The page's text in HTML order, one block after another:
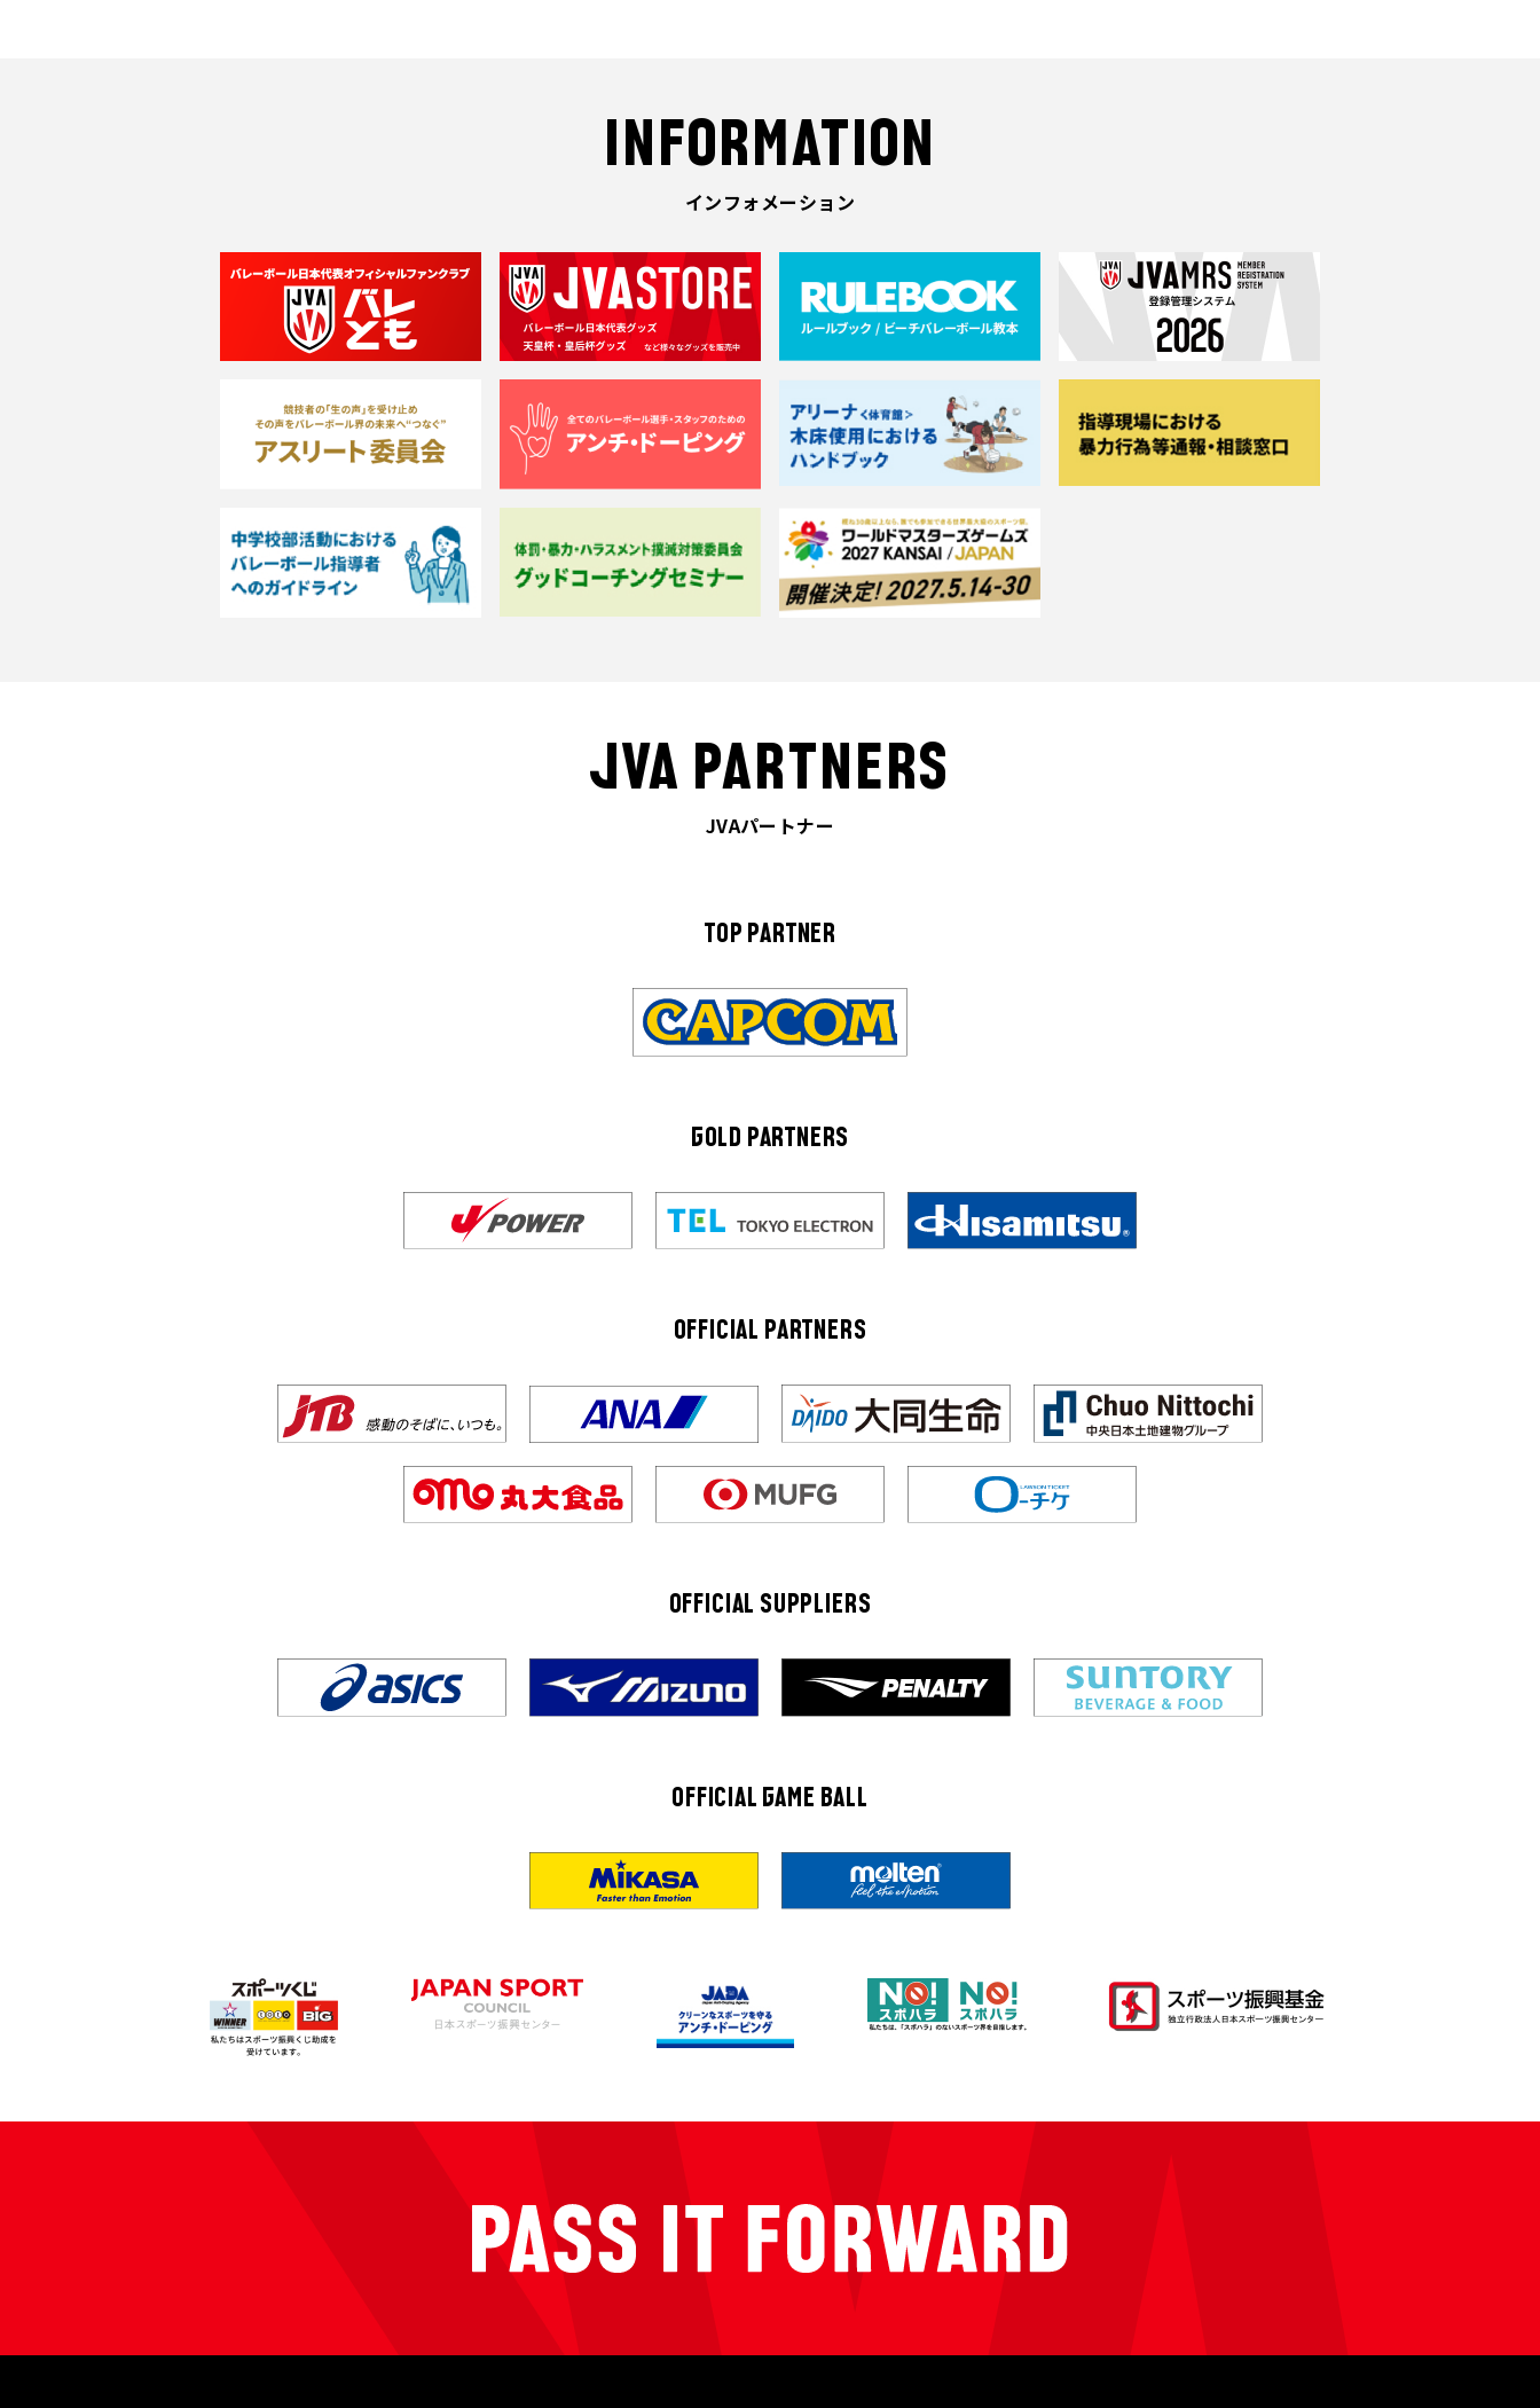
INFORMATION
インフォメーション
JVA PARTNERS
JVAパートナー
TOP PARTNER
GOLD PARTNERS
OFFICIAL PARTNERS
OFFICIAL SUPPLIERS
OFFICIAL GAME BALL